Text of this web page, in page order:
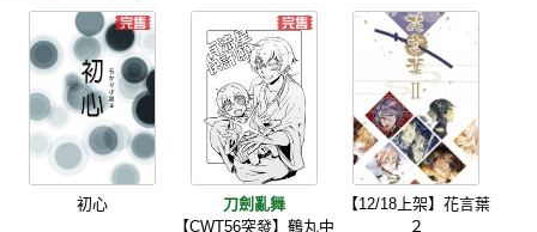
初心
刀劍亂舞
【CWT56突發】鶴丸中
【12/18上架】花言葉
２